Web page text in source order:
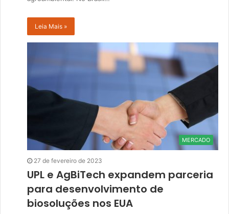
Leia Mais »
MERCADO
27 de fevereiro de 2023
UPL e AgBiTech expandem parceria
para desenvolvimento de
biosoluções nos EUA